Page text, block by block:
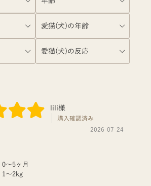
lili様
購入確認済み
2026-07-24
0〜5ヶ月
1〜2kg